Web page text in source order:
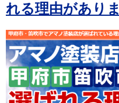
れる理由があり